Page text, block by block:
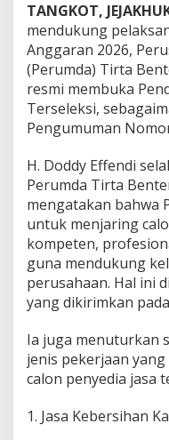
a
n
C
a
o
n
P
n
y
e
d
i
a
J
a
s
a
a
h
u
n
n
TANGKOT,
mendukung
Anggaran 2026,
(Perumda) Tirta
resmi membuka
Terseleksi,
Pengumuman
H. Doddy Effendi
Perumda Tirta
mengatakan bahwa
untuk menjaring
kompeten,
guna mendukung
perusahaan. Hal ini
yang dikirimkan
Ia juga menuturkan
jenis pekerjaan
calon penyedia jasa
1. Jasa Kebersihan